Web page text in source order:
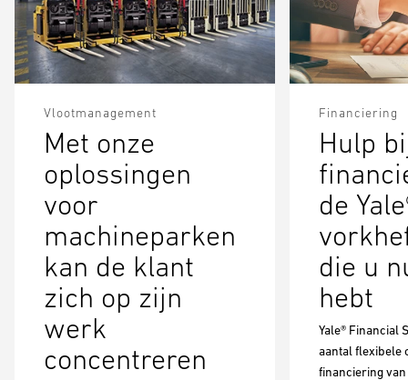
Vlootmanagement
Met onze
oplossingen
voor
machineparken
kan de klant
zich op zijn
werk
concentreren
Financiering
Hulp
de
die u
hebt
Yale® Financial
aantal flexibele
financiering